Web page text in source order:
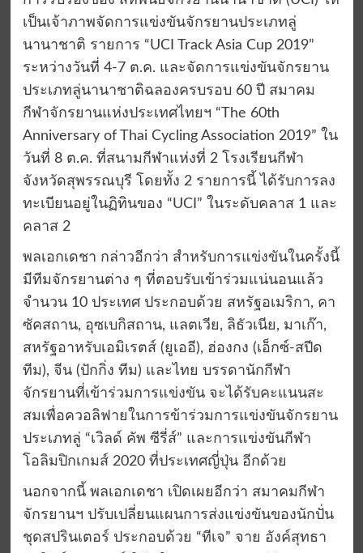
เป็นเจ้าภาพจัดการแข่งขันจักรยานประเภทลู่
นานาชาติ รายการ “UCI Track Asia Cup 2019”
ระหว่างวันที่ 4-7 ต.ค. และจัดการแข่งขันจักรยาน
ประเภทลู่นานาชาติฉลองครบรอบ 60 ปี สมาคม
กีฬาจักรยานแห่งประเทศไทยฯ “The 60th
Anniversary of Thai Cycling Association 2019” ใน
วันที่ 8 ต.ค. ที่สนามกีฬาแห่งที่ 2 โรงเรียนกีฬา
จังหวัดสุพรรณบุรี โดยทั้ง 2 รายการนี้ ได้รับการลง
ทะเบียนอยู่ในฏิทินของ “UCI” ในระดับคลาส 1 และ
คลาส 2
พลเอกเดชา กล่าวอีกว่า สำหรับการแข่งขันในครั้งนี้
มีทีมจักรยานต่าง ๆ ที่ตอบรับเข้าร่วมแน่นอนแล้ว
จำนวน 10 ประเทศ ประกอบด้วย สหรัฐอเมริกา, คา
ซัคสถาน, อุซเบกิสถาน, แลตเวีย, ลิธัวเนีย, มาเก๊า,
สหรัฐอาหรับเอมิเรตส์ (ยูเออี), ฮ่องกง (เอ็กซ์-สปีด
ทีม), จีน (ปักกิ่ง ทีม) และไทย บรรดานักกีฬา
จักรยานที่เข้าร่วมการแข่งขัน จะได้รับคะแนนสะ
สมเพื่อควอลิฟายในการข้าร่วมการแข่งขันจักรยาน
ประเภทลู่ “เวิลด์ คัพ ซีรี่ส์” และการแข่งขันกีฬา
โอลิมปิกเกมส์ 2020 ที่ประเทศญี่ปุ่น อีกด้วย
นอกจากนี้ พลเอกเดชา เปิดเผยอีกว่า สมาคมกีฬา
จักรยานฯ ปรับเปลี่ยนแผนการส่งแข่งขันของนักปั่น
ชุดสปรินเตอร์ ประกอบด้วย “ทีเจ” จาย อังค์สุทธา